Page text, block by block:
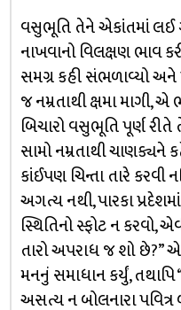
વસુભૂતિ તેને એકાંતમાં લઈ
નાખવાનો વિલક્ષણ ભાવ
સમગ્ર કહી સંભળાવ્યો
જ નમ્રતાથી ક્ષમા માગી,
બિચારો વસુભૂતિ પૂર્ણ
સામો નમ્રતાથી ચાણક્યને
કાંઈપણ ચિન્તા તારે કરવી
અગત્ય નથી, પારકા
સ્થિતિનો સ્ફોટ ન કરવો,
તારો અપરાધ જ શો
મનનું સમાધાન કર્યું,
અસત્ય ન બોલનારા